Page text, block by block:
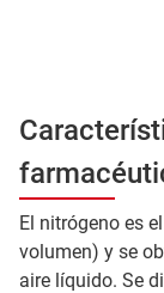
El nitrógeno es
volumen) y se
aire líquido. Se